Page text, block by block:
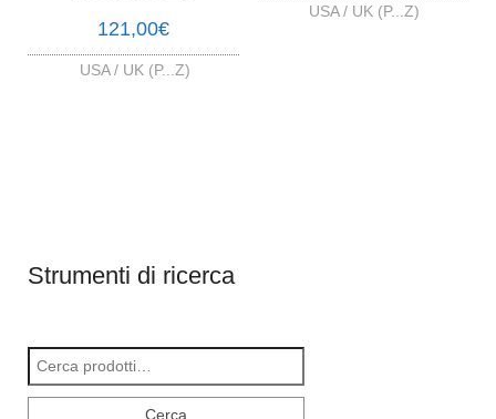
121,00€
USA / UK (P...Z)
USA / UK (P...Z)
Strumenti di ricerca
Cerca